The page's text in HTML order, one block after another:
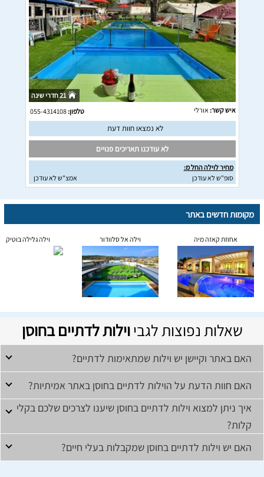
21 חדרי שינה
איש קשר: אורלי טלפון:055-4314108
לא נמצאו חוות דעת
לא עודכנו תאריכים פנויים
מחיר לוילה החל מ:
סופ"ש לא עודכן
אמצ"ש לא עודכן
מקומות חדשים באתר
אחוזת קאזה מיה וילה אל סלוודור וילה גלילה בוטיק
שאלות נפוצות לגביוילות לדתיים בחוסן
האם באתר וקיישן יש וילות שמתאימות לדתיים?
האם חוות הדעת על הוילות לדתיים בחוסן באתר אמיתיות?
איך ניתן למצוא וילות לדתיים בחוסן שיענו לצרכים שלכם בקלי
קלות?
האם יש וילות לדתיים בחוסן שמקבלות בעלי חיים?